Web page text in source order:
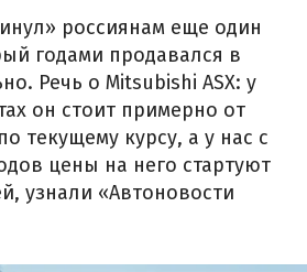
россиянам еще один
годами продавался в
Речь о Mitsubishi ASX: у
он стоит примерно от
текущему курсу, а у нас с
цены на него стартуют
узнали «Автоновости